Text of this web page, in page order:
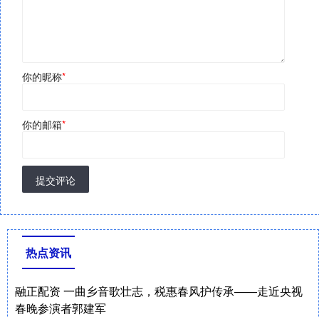
你的昵称*
你的邮箱*
提交评论
热点资讯
融正配资 一曲乡音歌壮志，税惠春风护传承——走近央视
春晚参演者郭建军